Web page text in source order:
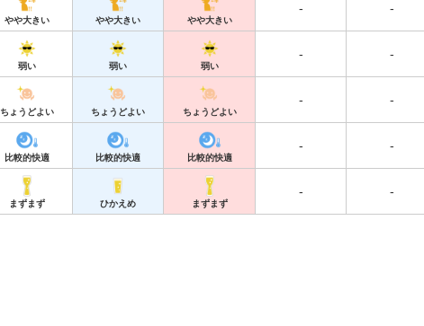
やや大きい やや大きい やや大きい
- -
弱い 弱い 弱い
- -
ちょうどよい ちょうどよい ちょうどよい
- -
比較的快適 比較的快適 比較的快適
- -
まずまず ひかえめ まずまず
- -